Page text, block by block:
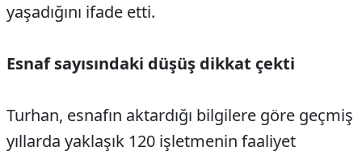
yaşadığını ifade etti.
Esnaf sayısındaki düşüş dikkat çekti
Turhan, esnafın aktardığı bilgilere göre geçmiş
yıllarda yaklaşık 120 işletmenin faaliyet